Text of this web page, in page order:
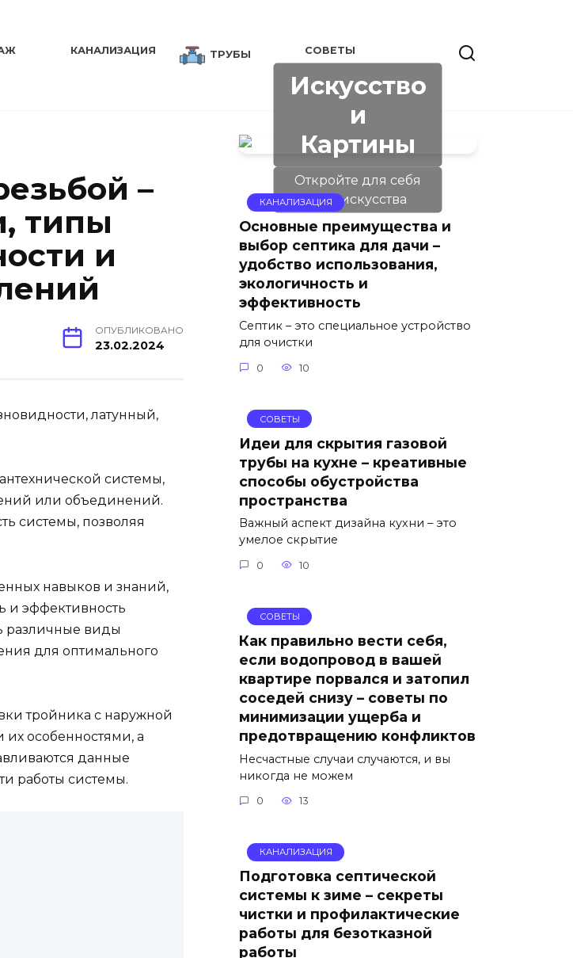
КАНАЛИЗАЦИЯ ТРУБЫ СОВЕТЫ
–
типы
и
ОПУБЛИКОВАНО
23.02.2024
системы,
или объединений.
системы, позволяя
навыков и знаний,
и эффективность
различные виды
для оптимального
тройника с наружной
особенностями, а
данные
работы системы.
Искусство
и
Картины
Откройте для себя
мир искусства
КАНАЛИЗАЦИЯ
Основные преимущества и
выбор септика для дачи –
удобство использования,
экологичность и
эффективность
Септик – это специальное устройство
для очистки
0 10
СОВЕТЫ
Идеи для скрытия газовой
трубы на кухне – креативные
способы обустройства
пространства
Важный аспект дизайна кухни – это
умелое скрытие
0 10
СОВЕТЫ
Как правильно вести себя,
если водопровод в вашей
квартире порвался и затопил
соседей снизу – советы по
минимизации ущерба и
предотвращению конфликтов
Несчастные случаи случаются, и вы
никогда не можем
0 13
КАНАЛИЗАЦИЯ
Подготовка септической
системы к зиме – секреты
чистки и профилактические
работы для безотказной
работы